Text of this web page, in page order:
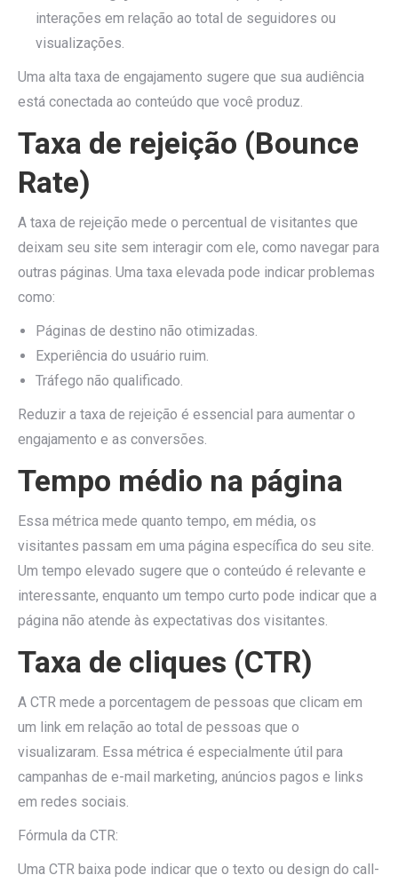
interações em relação ao total de seguidores ou
visualizações.
Uma alta taxa de engajamento sugere que sua audiência
está conectada ao conteúdo que você produz.
Taxa de rejeição (Bounce
Rate)
A taxa de rejeição mede o percentual de visitantes que
deixam seu site sem interagir com ele, como navegar para
outras páginas. Uma taxa elevada pode indicar problemas
como:
Páginas de destino não otimizadas.
Experiência do usuário ruim.
Tráfego não qualificado.
Reduzir a taxa de rejeição é essencial para aumentar o
engajamento e as conversões.
Tempo médio na página
Essa métrica mede quanto tempo, em média, os
visitantes passam em uma página específica do seu site.
Um tempo elevado sugere que o conteúdo é relevante e
interessante, enquanto um tempo curto pode indicar que a
página não atende às expectativas dos visitantes.
Taxa de cliques (CTR)
A CTR mede a porcentagem de pessoas que clicam em
um link em relação ao total de pessoas que o
visualizaram. Essa métrica é especialmente útil para
campanhas de e-mail marketing, anúncios pagos e links
em redes sociais.
Fórmula da CTR:
Uma CTR baixa pode indicar que o texto ou design do call-